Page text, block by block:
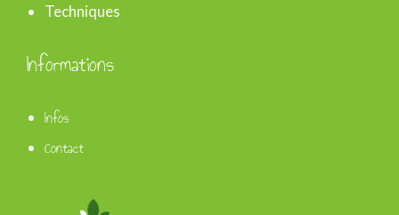
Techniques
Informations
Infos
Contact